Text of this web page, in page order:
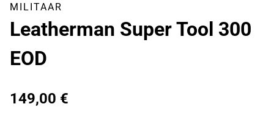
MILITAAR
Leatherman Super Tool 300
EOD
149,00 €